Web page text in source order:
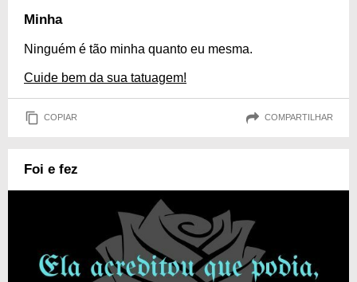
Minha
Ninguém é tão minha quanto eu mesma.
Cuide bem da sua tatuagem!
COPIAR COMPARTILHAR
Foi e fez